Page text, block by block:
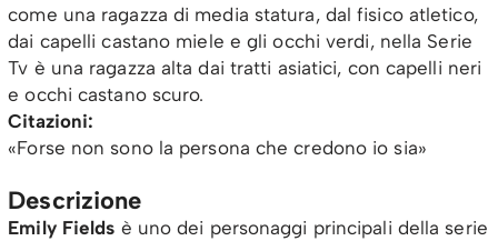
come una ragazza di media statura, dal fisico atletico,
dai capelli castano miele e gli occhi verdi, nella Serie
Tv è una ragazza alta dai tratti asiatici, con capelli neri
e occhi castano scuro.
Citazioni:
«Forse non sono la persona che credono io sia»
Descrizione
Emily Fields è uno dei personaggi principali della serie